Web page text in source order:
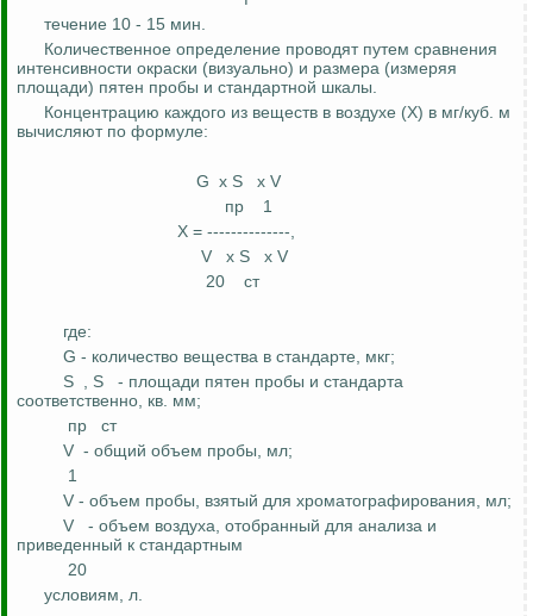
течение 10 - 15 мин.
Количественное определение проводят путем сравнения
интенсивности окраски (визуально) и размера (измеряя
площади) пятен пробы и стандартной шкалы.
Концентрацию каждого из веществ в воздухе (Х) в мг/куб. м
вычисляют по формуле:
G х S
х V
пр
1
Х = --------------,
V
х S
х V
20
ст
где:
G - количество вещества в стандарте, мкг;
S , S
- площади пятен пробы и стандарта
соответственно, кв. мм;
пр
ст
V - общий объем пробы, мл;
1
V - объем пробы, взятый для хроматографирования, мл;
V
- объем воздуха, отобранный для анализа и
приведенный к стандартным
20
условиям, л.